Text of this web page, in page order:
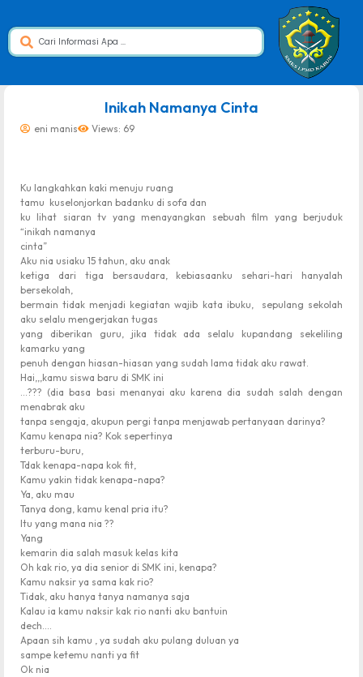
Inikah Namanya Cinta
eni manis Views: 69
Ku langkahkan kaki menuju ruang
tamu kuselonjorkan badanku di sofa dan
ku lihat siaran tv yang menayangkan sebuah film yang berjuduk
“inikah namanya
cinta”
Aku nia usiaku 15 tahun, aku anak
ketiga dari tiga bersaudara, kebiasaanku sehari-hari hanyalah
bersekolah,
bermain tidak menjadi kegiatan wajib kata ibuku,
sepulang sekolah
aku selalu mengerjakan tugas
yang diberikan guru, jika tidak ada selalu kupandang sekeliling
kamarku yang
penuh dengan hiasan-hiasan yang sudah lama tidak aku rawat.
Hai,,,kamu siswa baru di SMK ini
…??? (dia basa basi menanyai aku karena dia sudah salah dengan
menabrak aku
tanpa sengaja, akupun pergi tanpa menjawab pertanyaan darinya?
Kamu kenapa nia? Kok sepertinya
terburu-buru,
Tdak kenapa-napa kok fit,
Kamu yakin tidak kenapa-napa?
Ya, aku mau
Tanya dong, kamu kenal pria itu?
Itu yang mana nia ??
Yang
kemarin dia salah masuk kelas kita
Oh kak rio, ya dia senior di SMK ini, kenapa?
Kamu naksir ya sama kak rio?
Tidak, aku hanya tanya namanya saja
Kalau ia kamu naksir kak rio nanti aku bantuin
dech….
Apaan sih kamu , ya sudah aku pulang duluan ya
sampe ketemu nanti ya fit
Ok nia